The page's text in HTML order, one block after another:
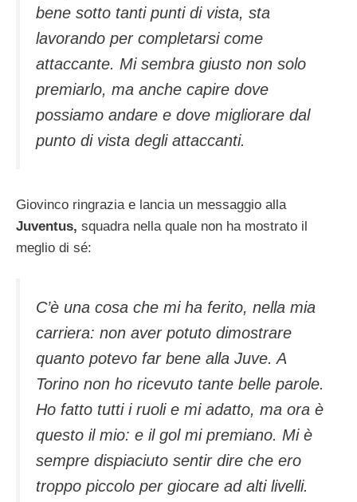
bene sotto tanti punti di vista, sta
lavorando per completarsi come
attaccante. Mi sembra giusto non solo
premiarlo, ma anche capire dove
possiamo andare e dove migliorare dal
punto di vista degli attaccanti.
Giovinco ringrazia e lancia un messaggio alla
Juventus, squadra nella quale non ha mostrato il
meglio di sé:
C’è una cosa che mi ha ferito, nella mia
carriera: non aver potuto dimostrare
quanto potevo far bene alla Juve. A
Torino non ho ricevuto tante belle parole.
Ho fatto tutti i ruoli e mi adatto, ma ora è
questo il mio: e il gol mi premiano. Mi è
sempre dispiaciuto sentir dire che ero
troppo piccolo per giocare ad alti livelli.